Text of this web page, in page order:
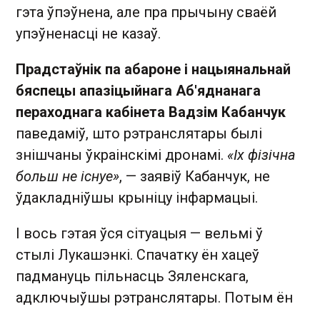
гэта ўпэўнена, але пра прычыну сваёй
упэўненасці не казаў.
Прадстаўнік па абароне і нацыянальнай
бяспецы апазіцыйнага Аб'яднанага
пераходнага кабінета Вадзім Кабанчук
паведаміў, што рэтранслятары былі
знішчаны ўкраінскімі дронамі. «Іх фізічна
больш не існуе», — заявіў Кабанчук, не
ўдакладніўшы крыніцу інфармацыі.
І вось гэтая ўся сітуацыя — вельмі ў
стылі Лукашэнкі. Спачатку ён хацеў
падмануць пільнасць Зяленскага,
адключыўшы рэтранслятары. Потым ён